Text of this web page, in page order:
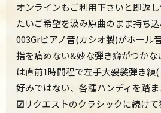
オンラインもご利用下さいと即返
たいご希望を汲み原曲のまま持ち
003Grピアノ音(カシオ製)がホール
指を痛めない&妙な弾き癖がつかな
は直前1時間程で左手大袈裟弾き練
好みではない、各種ハンディを踏
☑リクエストのクラシックに続け